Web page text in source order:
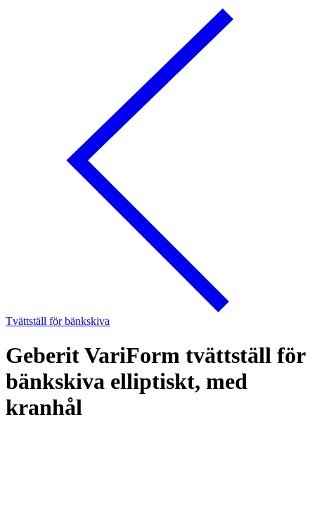
Tvättställ för bänkskiva
Geberit VariForm tvättställ för
bänkskiva elliptiskt, med
kranhål